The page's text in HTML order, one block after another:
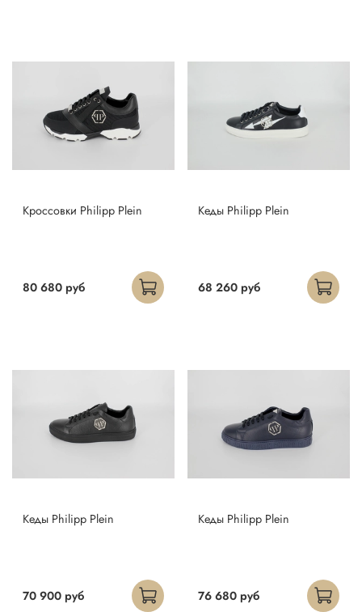
Кроссовки Philipp Plein
80 680 руб
Кеды Philipp Plein
68 260 руб
Кеды Philipp Plein
70 900 руб
Кеды Philipp Plein
76 680 руб